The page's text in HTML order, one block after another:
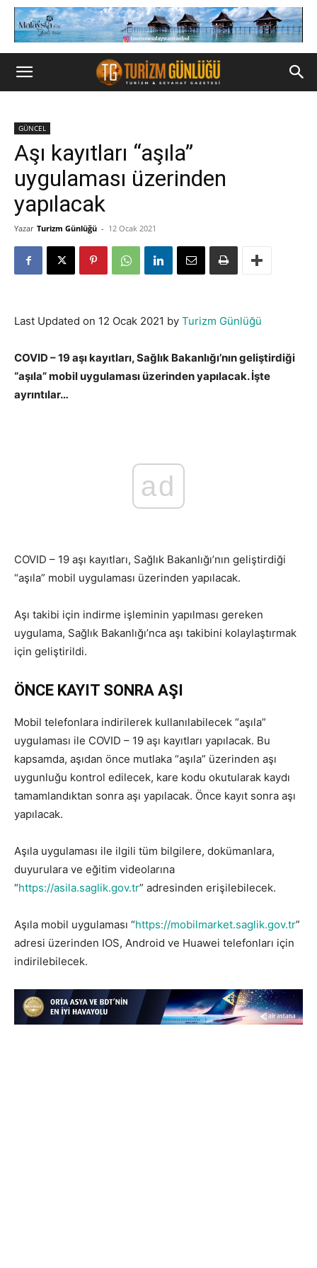
GÜNCEL
Aşı kayıtları “aşıla”
uygulaması üzerinden
yapılacak
Yazar Turizm Günlüğü - 12 Ocak 2021
Last Updated on 12 Ocak 2021 by Turizm Günlüğü
COVID – 19 aşı kayıtları, Sağlık Bakanlığı’nın geliştirdiği
“aşıla” mobil uygulaması üzerinden yapılacak. İşte
ayrıntılar…
ad
COVID – 19 aşı kayıtları, Sağlık Bakanlığı’nın geliştirdiği
“aşıla” mobil uygulaması üzerinden yapılacak.
Aşı takibi için indirme işleminin yapılması gereken
uygulama, Sağlık Bakanlığı’nca aşı takibini kolaylaştırmak
için geliştirildi.
ÖNCE KAYIT SONRA AŞI
Mobil telefonlara indirilerek kullanılabilecek “aşıla”
uygulaması ile COVID – 19 aşı kayıtları yapılacak. Bu
kapsamda, aşıdan önce mutlaka “aşıla” üzerinden aşı
uygunluğu kontrol edilecek, kare kodu okutularak kaydı
tamamlandıktan sonra aşı yapılacak. Önce kayıt sonra aşı
yapılacak.
Aşıla uygulaması ile ilgili tüm bilgilere, dokümanlara,
duyurulara ve eğitim videolarına
“https://asila.saglik.gov.tr” adresinden erişilebilecek.
Aşıla mobil uygulaması “https://mobilmarket.saglik.gov.tr”
adresi üzerinden IOS, Android ve Huawei telefonları için
indirilebilecek.